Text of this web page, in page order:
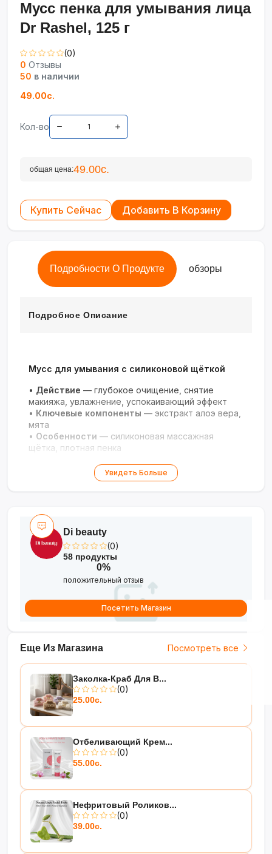
Мусс пенка для умывания лица
Dr Rashel, 125 г
(0)
0 Отзывы
50 в наличии
49.00с.
Кол-во
общая цена:49.00с.
Купить Сейчас Добавить В Корзину
Подробности О Продукте обзоры
Подробное Описание
Мусс для умывания с силиконовой щёткой
• Действие — глубокое очищение, снятие
макияжа, увлажнение, успокаивающий эффект
• Ключевые компоненты — экстракт алоэ вера,
мята
• Особенности — силиконовая массажная
щётка, плотная пенка
Нежное очищение и уход для гладкой
сияющей кожи!
Увидеть Больше
Еще Из Магазина Посмотреть все
Заколка-Краб Для В...
(0)
25.00с.
Отбеливающий Крем...
(0)
55.00с.
Нефритовый Роликов...
(0)
39.00с.
Di beauty
(0)
58 продукты
0%
положительный отзыв
Посетить Магазин